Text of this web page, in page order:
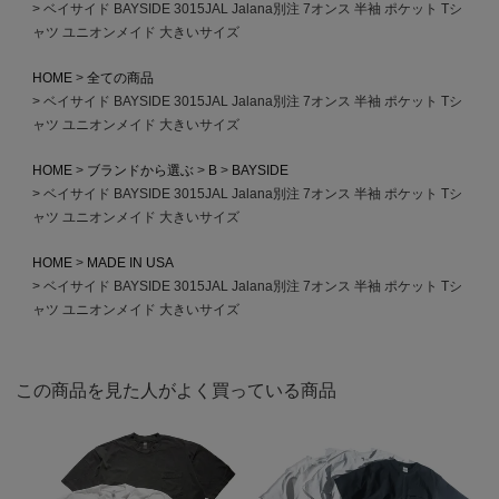
ベイサイド BAYSIDE 3015JAL Jalana別注 7オンス 半袖 ポケット Tシ
ャツ ユニオンメイド 大きいサイズ
HOME
全ての商品
ベイサイド BAYSIDE 3015JAL Jalana別注 7オンス 半袖 ポケット Tシ
ャツ ユニオンメイド 大きいサイズ
HOME ブランドから選ぶ B
BAYSIDE
ベイサイド BAYSIDE 3015JAL Jalana別注 7オンス 半袖 ポケット Tシ
ャツ ユニオンメイド 大きいサイズ
HOME
MADE IN USA
ベイサイド BAYSIDE 3015JAL Jalana別注 7オンス 半袖 ポケット Tシ
ャツ ユニオンメイド 大きいサイズ
この商品を見た人がよく買っている商品